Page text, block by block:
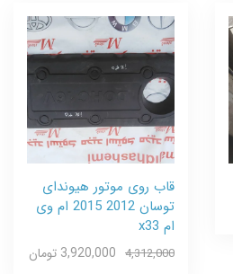
قاب روی موتور هیوندای
توسان 2012 2015 ام وی
ام x33
4,312,000 3,920,000 تومان